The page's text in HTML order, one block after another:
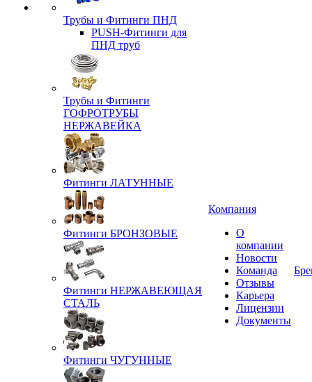
Трубы и Фитинги ПНД
PUSH-Фитинги для
ПНД труб
Трубы и Фитинги
ГОФРОТРУБЫ
НЕРЖАВЕЙКА
Фитинги ЛАТУННЫЕ
Фитинги БРОНЗОВЫЕ
Фитинги НЕРЖАВЕЮЩАЯ
СТАЛЬ
Фитинги ЧУГУННЫЕ
Компания
О
компании
Новости
Команда
Отзывы
Карьера
Лицензии
Документы